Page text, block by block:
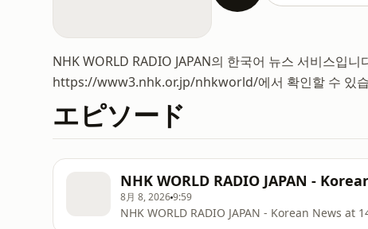
NHK WORLD RADIO JAPAN의 한국어 뉴스 서비스입
https://www3.nhk.or.jp/nhkworld/에서 확인할 수 있
エピソード
NHK WORLD RADIO JAPAN -
8月 8, 20269:59
NHK WORLD RADIO JAPAN - Korean News at